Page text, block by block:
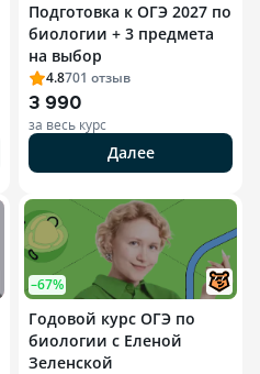
Подготовка к ОГЭ 2027 по
биологии + 3 предмета
на выбор
4.8701 отзыв
3 990
за весь курс
Далее
–67%
Годовой курс ОГЭ по
биологии с Еленой
Зеленской